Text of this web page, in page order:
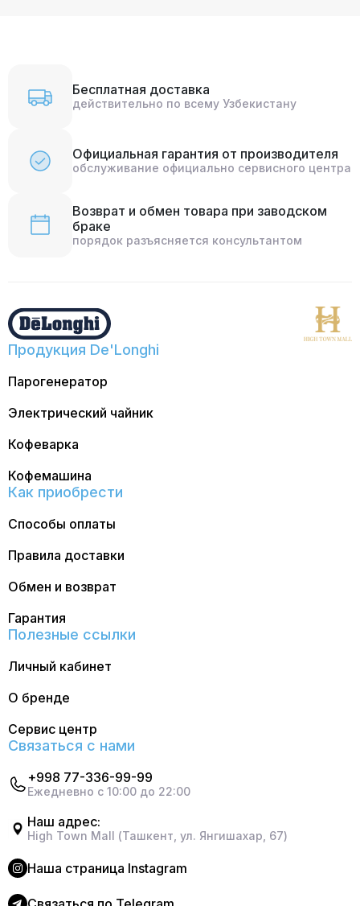
Бесплатная доставка
действительно по всему Узбекистану
Официальная гарантия от производителя
обслуживание официально сервисного центра
Возврат и обмен товара при заводском
браке
порядок разъясняется консультантом
Продукция De'Longhi
Парогенератор
Электрический чайник
Кофеварка
Кофемашина
Как приобрести
Способы оплаты
Правила доставки
Обмен и возврат
Гарантия
Полезные ссылки
Личный кабинет
О бренде
Сервис центр
Связаться с нами
+998 77-336-99-99
Ежедневно с 10:00 до 22:00
Наш адрес:
High Town Mall (Ташкент, ул. Янгишахар, 67)
Наша страница Instagram